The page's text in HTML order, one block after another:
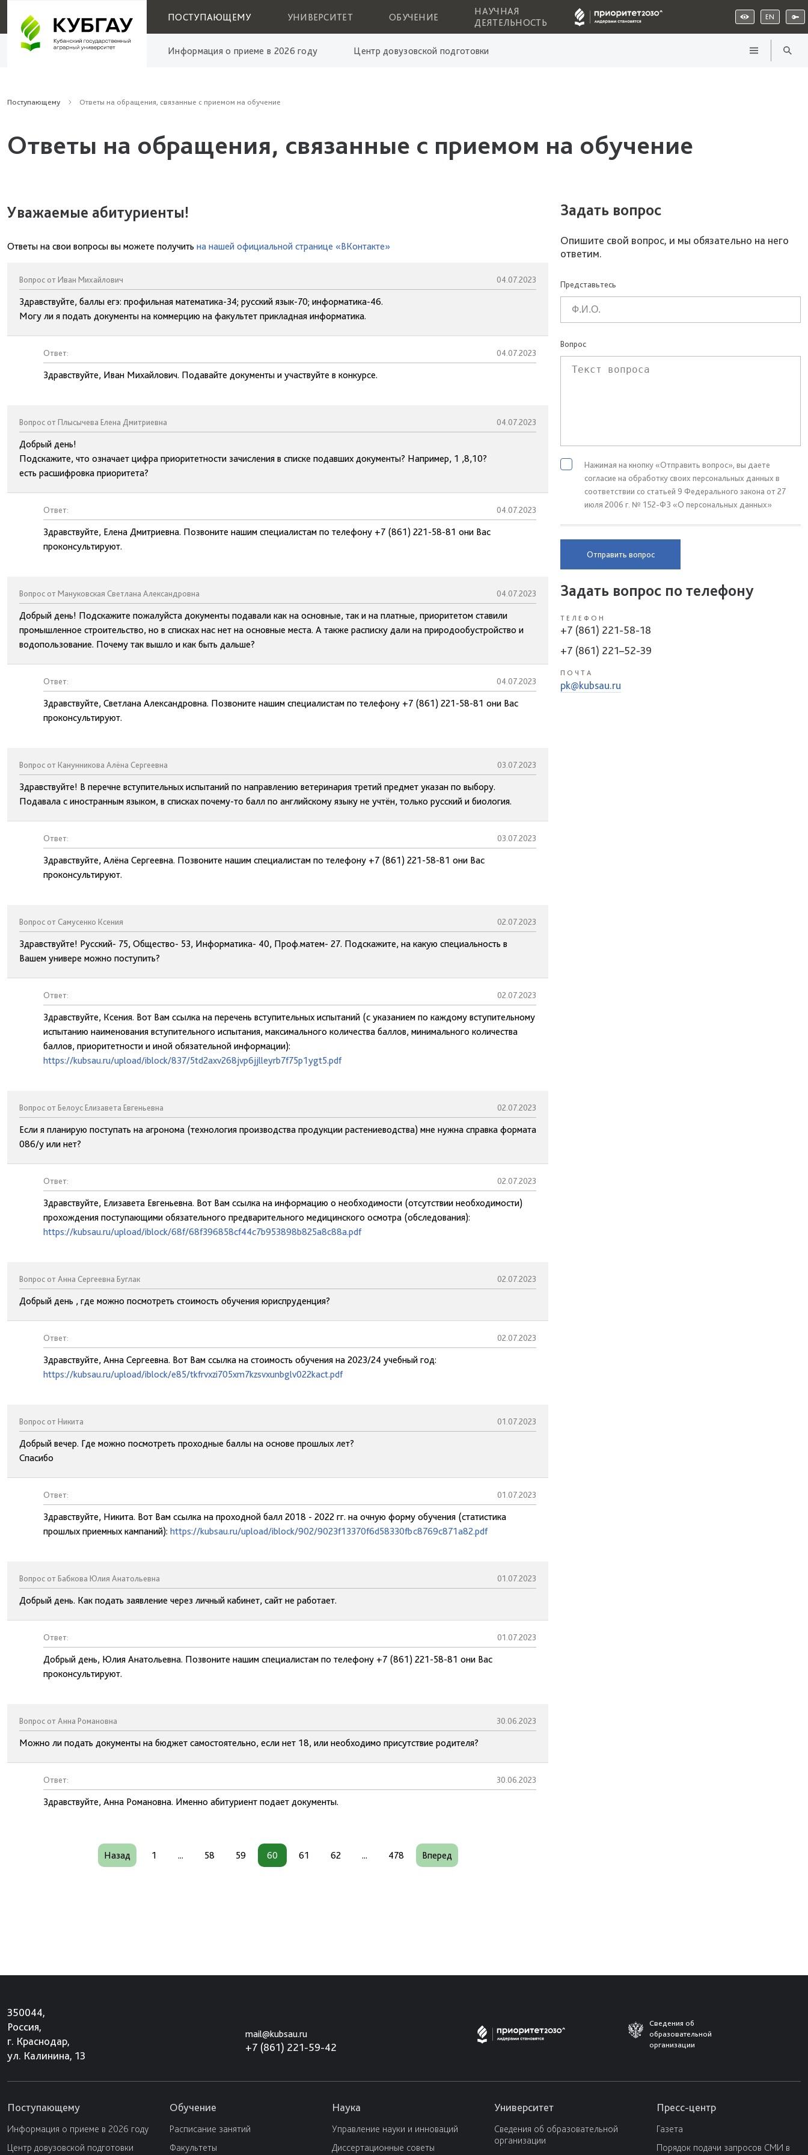
ПОСТУПАЮЩЕМУ УНИВЕРСИТЕТ ОБУЧЕНИЕ
НАУЧНАЯ
ДЕЯТЕЛЬНОСТЬ
EN
Информация о приеме в 2026 году Центр довузовской подготовки
Поступающему Ответы на обращения, связанные с приемом на обучение
Ответы на обращения, связанные с приемом на обучение
Уважаемые абитуриенты!
Ответы на свои вопросы вы можете получить на нашей официальной странице «ВКонтакте»
Вопрос от Иван Михайлович 04.07.2023
Здравствуйте, баллы егэ: профильная математика-34; русский язык-70; информатика-46.
Могу ли я подать документы на коммерцию на факультет прикладная информатика.
Ответ: 04.07.2023
Здравствуйте, Иван Михайлович. Подавайте документы и участвуйте в конкурсе.
Вопрос от Плысычева Елена Дмитриевна 04.07.2023
Добрый день!
Подскажите, что означает цифра приоритетности зачисления в списке подавших документы? Например, 1 ,8,10?
есть расшифровка приоритета?
Ответ: 04.07.2023
Здравствуйте, Елена Дмитриевна. Позвоните нашим специалистам по телефону +7 (861) 221-58-81 они Вас
проконсультируют.
Вопрос от Мануковская Светлана Александровна 04.07.2023
Добрый день! Подскажите пожалуйста документы подавали как на основные, так и на платные, приоритетом ставили
промышленное строительство, но в списках нас нет на основные места. А также расписку дали на природообустройство и
водопользование. Почему так вышло и как быть дальше?
Ответ: 04.07.2023
Здравствуйте, Светлана Александровна. Позвоните нашим специалистам по телефону +7 (861) 221-58-81 они Вас
проконсультируют.
Вопрос от Канунникова Алёна Сергеевна 03.07.2023
Здравствуйте! В перечне вступительных испытаний по направлению ветеринария третий предмет указан по выбору.
Подавала с иностранным языком, в списках почему-то балл по английскому языку не учтён, только русский и биология.
Ответ: 03.07.2023
Здравствуйте, Алёна Сергеевна. Позвоните нашим специалистам по телефону +7 (861) 221-58-81 они Вас
проконсультируют.
Вопрос от Самусенко Ксения 02.07.2023
Здравствуйте! Русский- 75, Общество- 53, Информатика- 40, Проф.матем- 27. Подскажите, на какую специальность в
Вашем универе можно поступить?
Ответ: 02.07.2023
Здравствуйте, Ксения. Вот Вам ссылка на перечень вступительных испытаний (с указанием по каждому вступительному
испытанию наименования вступительного испытания, максимального количества баллов, минимального количества
баллов, приоритетности и иной обязательной информации):
https://kubsau.ru/upload/iblock/837/5td2axv268jvp6jjlleyrb7f75p1ygt5.pdf
Вопрос от Белоус Елизавета Евгеньевна 02.07.2023
Если я планирую поступать на агронома (технология производства продукции растениеводства) мне нужна справка формата
086/у или нет?
Ответ: 02.07.2023
Здравствуйте, Елизавета Евгеньевна. Вот Вам ссылка на информацию о необходимости (отсутствии необходимости)
прохождения поступающими обязательного предварительного медицинского осмотра (обследования):
https://kubsau.ru/upload/iblock/68f/68f396858cf44c7b953898b825a8c88a.pdf
Вопрос от Анна Сергеевна Буглак 02.07.2023
Добрый день , где можно посмотреть стоимость обучения юриспруденция?
Ответ: 02.07.2023
Здравствуйте, Анна Сергеевна. Вот Вам ссылка на стоимость обучения на 2023/24 учебный год:
https://kubsau.ru/upload/iblock/e85/tkfrvxzi705xm7kzsvxunbglv022kact.pdf
Вопрос от Никита 01.07.2023
Добрый вечер. Где можно посмотреть проходные баллы на основе прошлых лет?
Спасибо
Ответ: 01.07.2023
Здравствуйте, Никита. Вот Вам ссылка на проходной балл 2018 - 2022 гг. на очную форму обучения (статистика
прошлых приемных кампаний): https://kubsau.ru/upload/iblock/902/9023f13370f6d58330fbc8769c871a82.pdf
Вопрос от Бабкова Юлия Анатольевна 01.07.2023
Добрый день. Как подать заявление через личный кабинет, сайт не работает.
Ответ: 01.07.2023
Добрый день, Юлия Анатольевна. Позвоните нашим специалистам по телефону +7 (861) 221-58-81 они Вас
проконсультируют.
Вопрос от Анна Романовна 30.06.2023
Можно ли подать документы на бюджет самостоятельно, если нет 18, или необходимо присутствие родителя?
Ответ: 30.06.2023
Здравствуйте, Анна Романовна. Именно абитуриент подает документы.
Назад 1 ... 58 59 60 61 62 ... 478 Вперед
Задать вопрос
Опишите свой вопрос, и мы обязательно на него
ответим.
Представьтесь
Вопрос
Нажимая на кнопку «Отправить вопрос», вы даете
согласие на обработку своих персональных данных в
соответствии со статьей 9 Федерального закона от 27
июля 2006 г. № 152-ФЗ «О персональных данных»
Отправить вопрос
Задать вопрос по телефону
ТЕЛЕФОН
+7 (861) 221-58-18
+7 (861) 221–52-39
ПОЧТА
pk@kubsau.ru
350044,
Россия,
г. Краснодар,
ул. Калинина, 13
mail@kubsau.ru
+7 (861) 221-59-42
Сведения об
образовательной
организации
Поступающему
Информация о приеме в 2026 году
Центр довузовской подготовки
Обучение
Расписание занятий
Факультеты
Наука
Управление науки и инноваций
Диссертационные советы
Университет
Сведения об образовательной
организации
Пресс-центр
Газета
Порядок подачи запросов СМИ в